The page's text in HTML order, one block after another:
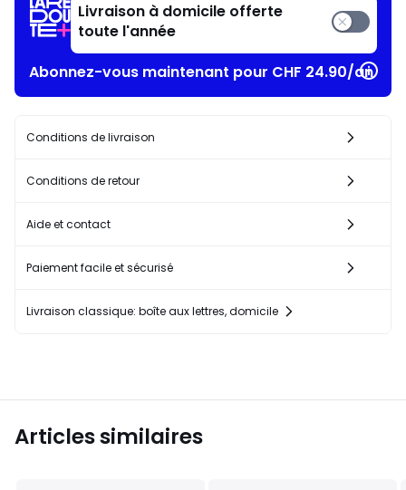
Livraison à domicile offerte
toute l'année
Abonnez-vous maintenant pour CHF 24.90/an​
Conditions de livraison
Conditions de retour
Aide et contact
Paiement facile et sécurisé
Livraison classique: boîte aux lettres, domicile
Articles similaires